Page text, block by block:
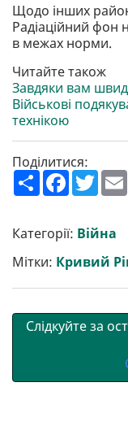
Щодо інших
Радіаційний фон
в межах норми.
Читайте також
Завдяки вам
Військові
технікою
Поділитися:
П
о
ш
р
и
и
F
a
c
b
o
k
T
w
t
e
r
Категорії: Війна
Мітки: Кривий
Слідкуйте за